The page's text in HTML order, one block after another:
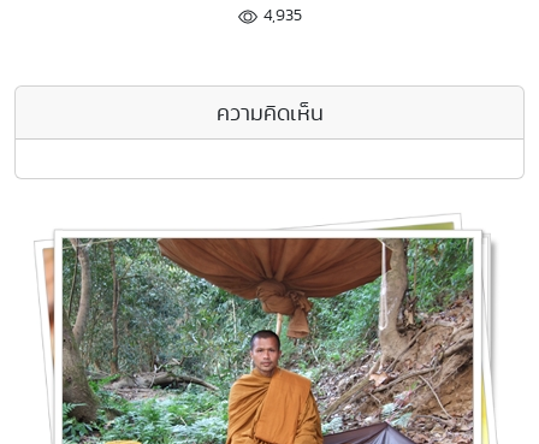
4,935
ความคิดเห็น